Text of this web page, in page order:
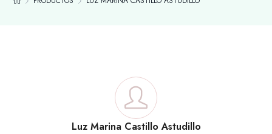
Luz Marina Castillo Astudillo